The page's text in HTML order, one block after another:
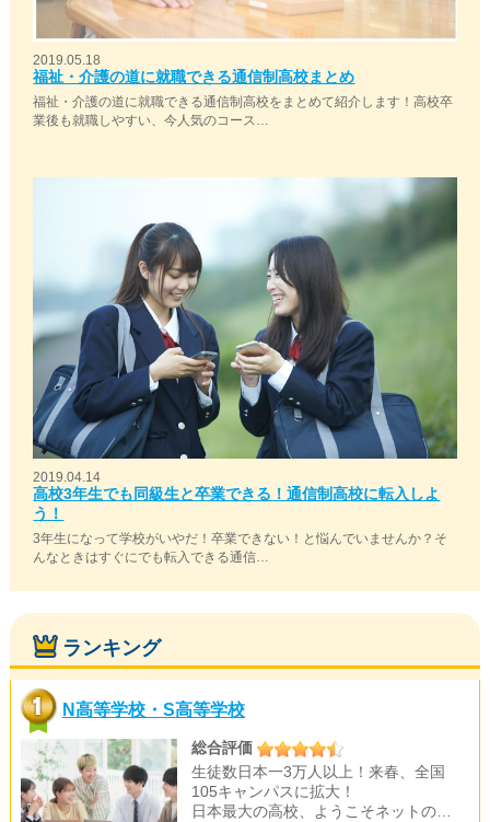
2019.05.18
福祉・介護の道に就職できる通信制高校まとめ
福祉・介護の道に就職できる通信制高校をまとめて紹介します！高校卒
業後も就職しやすい、今人気のコース…
2019.04.14
高校3年生でも同級生と卒業できる！通信制高校に転入しよ
う！
3年生になって学校がいやだ！卒業できない！と悩んでいませんか？そ
んなときはすぐにでも転入できる通信…
ランキング
N高等学校・S高等学校
総合評価
生徒数日本一3万人以上！来春、全国
105キャンパスに拡大！
日本最大の高校、ようこそネットの…